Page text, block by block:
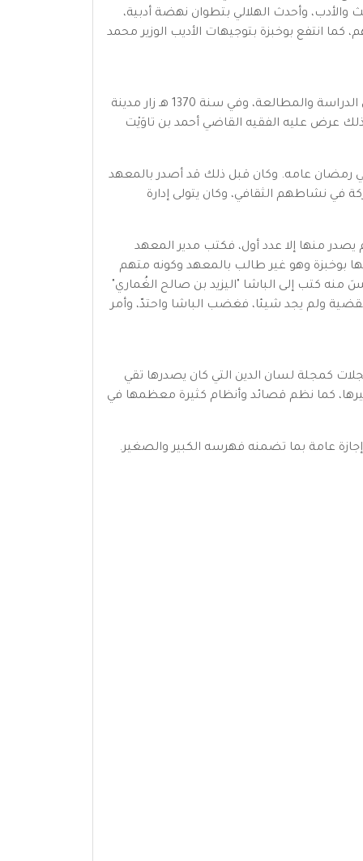
وأحدث الهلالي بتطوان نهضة أدبية،
كما انتفع بوخبزة بتوجيهات الأديب الوزير محمد
وفي فاتح رجب 1367 هـ توفي والده فتقلص نشاطه وتأخر عن كثير من دروسه انشغالا بوالدته وإخوته، لكنه لم ينقطع عن الدراسة والمطالعة، وفي سنة 1370 هـ زار مدينة
ذلك عرض عليه الفقيه القاضي أحمد بن تاوَيْت
أشهر؛ وتوقفت في رمضان عامه. وكان قبل ذلك قد أصدر بالمعهد
نشاطهم الثقافي، وكان يتولى إدارة
يصدر منها إلا عدد أول، فكتب مدير المعهد
بوخبزة وهو غير طالب بالمعهد وكونه متهم
منه كتب إلى الباشا "اليزيد بن صالح الغُماري"
ولم يجد شيئا، فغضب الباشا واحتدّ، وأمر
كمجلة لسان الدين التي كان يصدرها تقي
كما نظم قصائد وأنظام كثيرة معظمها في
عامة بما تضمنه فهرسه الكبير والصغير.